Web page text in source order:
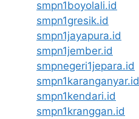
smpn1boyolali.id
smpn1gresik.id
smpn1jayapura.id
smpn1jember.id
smpnegeri1jepara.id
smpn1karanganyar.id
smpn1kendari.id
smpn1kranggan.id